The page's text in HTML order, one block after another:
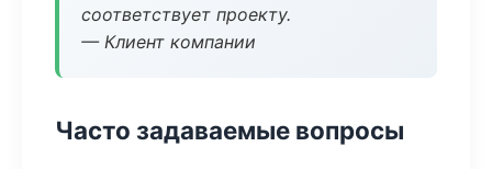
соответствует проекту.
— Клиент компании
Часто задаваемые вопросы